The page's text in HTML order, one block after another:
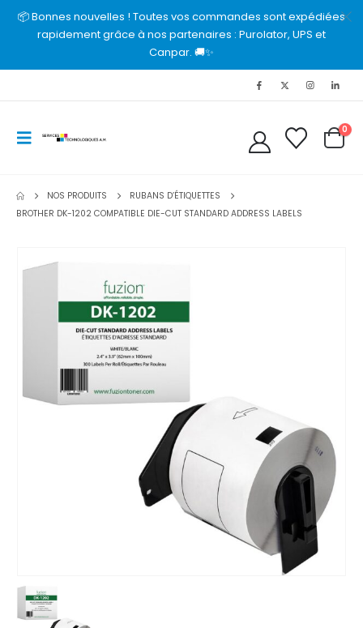
📦 Bonnes nouvelles ! Toutes vos commandes sont expédiées
rapidement grâce à nos partenaires : Purolator, UPS et
Canpar. 🚚✨
0
NOS PRODUITS
RUBANS D’ÉTIQUETTES
BROTHER DK-1202 COMPATIBLE DIE-CUT STANDARD ADDRESS LABELS